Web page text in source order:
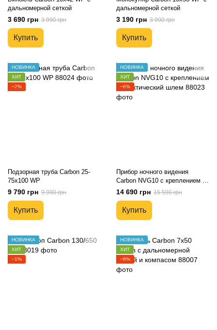
дальномерной сеткой
3 690 грн 3 990 грн
Купить
дальномерной сеткой
3 190 грн 3 990 грн
Купить
НОВИНКА
ХИТ
−2%
Подзорная труба Carbon 25-
75х100 WP
9 790 грн 9 990 грн
Купить
НОВИНКА
ХИТ
−6%
Прибор ночного видения
Carbon NVG10 с креплением на
тактический шлем
14 690 грн 15 590 грн
Купить
НОВИНКА
ХИТ
−1%
НОВИНКА
ХИТ
−8%